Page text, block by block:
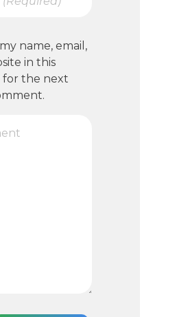
name, email,
in this
for the next